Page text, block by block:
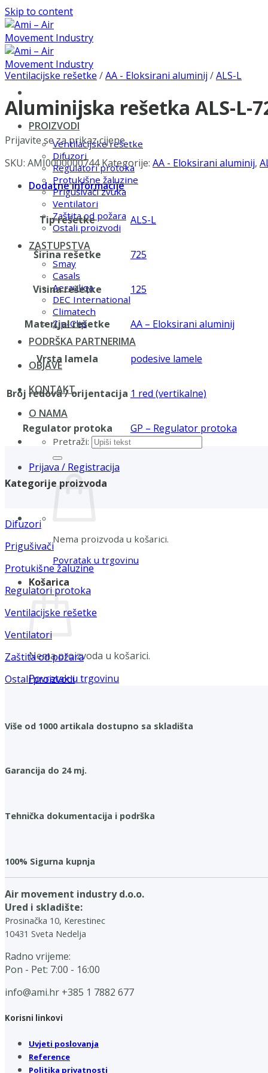
Skip to content
PROIZVODI
Ventilacijske rešetke
Difuzori
Regulatori protoka
Protukišne žaluzine
Prigušivači zvuka
Ventilatori
Zaštita od požara
Ostali proizvodi
ZASTUPSTVA
Smay
Casals
Aerauliqa
DEC International
Climatech
Zip-Clip
PODRŠKA PARTNERIMA
OBJAVE
KONTAKT
O NAMA
Pretraži:
Prijava / Registracija
Nema proizvoda u košarici.
Povratak u trgovinu
Košarica
Nema proizvoda u košarici.
Povratak u trgovinu
Ventilacijske rešetke /AA - Eloksirani aluminij /ALS-L
Aluminijska rešetka ALS-L-
Prijavite se za prikaz cijene
SKU: AMI0000000744 Kategorije: AA - Eloksirani aluminij,
Dodatne informacije
Tip rešetke ALS-L
Širina rešetke 725
Visina rešetke 125
Materijal rešetke AA – Eloksirani aluminij
Vrsta lamela podesive lamele
Broj redova / orijentacija 1 red (vertikalne)
Regulator protoka GP – Regulator protoka
Kategorije proizvoda
Difuzori
Prigušivači
Protukišne žaluzine
Regulatori protoka
Ventilacijske rešetke
Ventilatori
Zaštita od požara
Ostali proizvodi
Više od 1000 artikala dostupno sa skladišta
Garancija do 24 mj.
Tehnička dokumentacija i podrška
100% Sigurna kupnja
Air movement industry d.o.o.
Ured i skladište:
Prosinačka 10, Kerestinec
10431 Sveta Nedelja
Radno vrijeme:
Pon - Pet: 7:00 - 16:00
info@ami.hr +385 1 7882 677
Korisni linkovi
Uvjeti poslovanja
Reference
Politika privatnosti